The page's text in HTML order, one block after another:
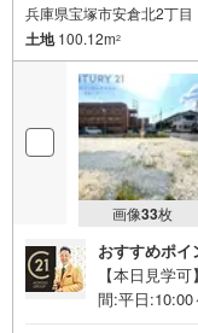
兵庫県宝塚市安倉北2丁目
土地100.12m2
画像33枚
おすすめポイ
【本日見学
間:平日